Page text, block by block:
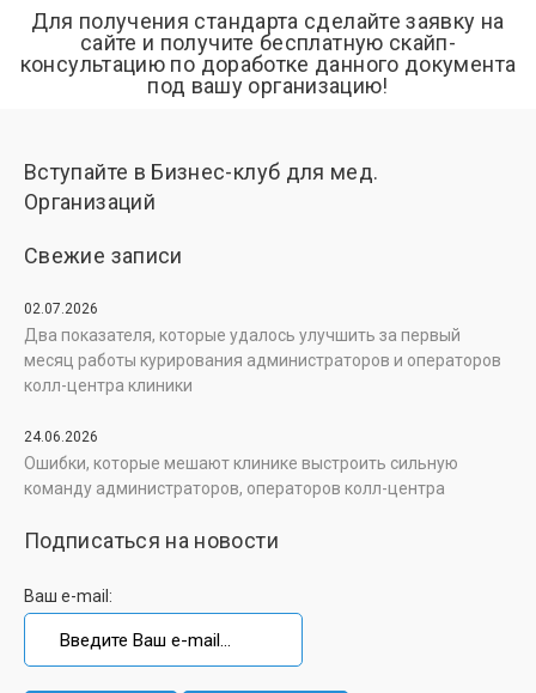
Для получения стандарта сделайте заявку на
сайте и получите бесплатную скайп-
консультацию по доработке данного документа
под вашу организацию!
Вступайте в Бизнес-клуб для мед.
Организаций
Свежие записи
02.07.2026
Два показателя, которые удалось улучшить за первый
месяц работы курирования администраторов и операторов
колл-центра клиники
24.06.2026
Ошибки, которые мешают клинике выстроить сильную
команду администраторов, операторов колл-центра
Подписаться на новости
Ваш e-mail: